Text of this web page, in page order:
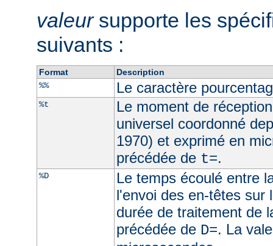
valeursupporte les
suivants :
Format
Description
%%
Le caractère
%t
Le moment de
universel coordonné
1970) et exprimé en
précédée de t=.
%D
Le temps écoulé entre
l'envoi des en-têtes sur
durée de traitement de
précédée de D=. La